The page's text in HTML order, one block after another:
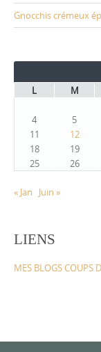
Gnocchis crémeux
L M
4
5
11
12
18
19
25
26
« Jan Juin »
LIENS
MES BLOGS COUPS